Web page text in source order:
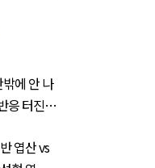
에 안 나
응 터진
엽산 vs